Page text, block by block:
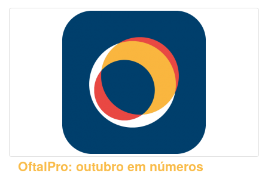
OftalPro: outubro em números